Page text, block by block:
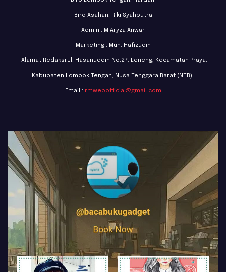
Biro Asahan: Riki Syahputra
Admin : M Aryza Anwar
Marketing : Muh. Hafizudin
"Alamat Redaksi:Jl. Hasanuddin No.27, Leneng, Kecamatan Praya,
Kabupaten Lombok Tengah, Nusa Tenggara Barat (NTB)"
Email : rmwebofficial@gmail.com